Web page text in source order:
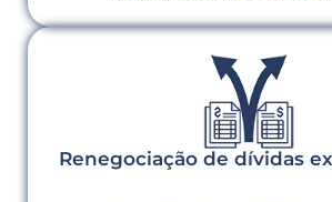
Renegociação de dívidas